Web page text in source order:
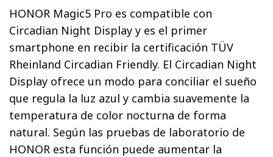
HONOR Magic5 Pro es compatible con
Circadian Night Display y es el primer
smartphone en recibir la certificación TÜV
Rheinland Circadian Friendly. El Circadian Night
Display ofrece un modo para conciliar el sueño
que regula la luz azul y cambia suavemente la
temperatura de color nocturna de forma
natural. Según las pruebas de laboratorio de
HONOR esta función puede aumentar la